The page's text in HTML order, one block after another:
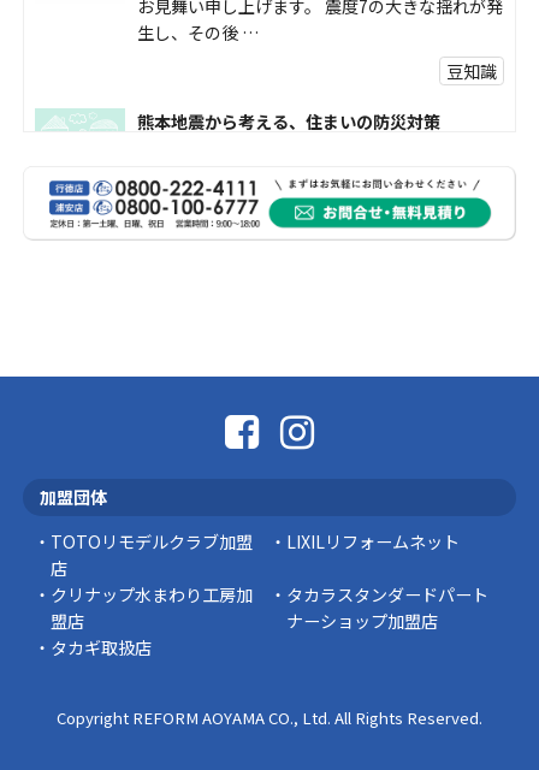
お見舞い申し上げます。 震度7の大きな揺れが発
生し、その後 …
豆知識
熊本地震から考える、住まいの防災対策
受けられた皆様に、心よりお見舞い申し上げま
す。 今回の地震 …
社長コラム
スタッフの日常
加盟団体
TOTOリモデルクラブ加盟
店
LIXILリフォームネット
クリナップ水まわり工房加
盟店
タカラスタンダードパート
ナーショップ加盟店
タカギ取扱店
Copyright REFORM AOYAMA CO., Ltd. All Rights Reserved.